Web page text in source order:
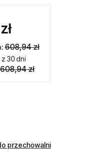
608,94 zł
30 dni
608,94 zł
przechowalni